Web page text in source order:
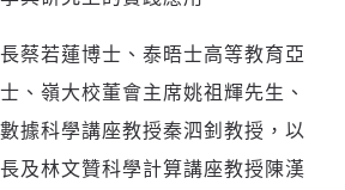
蔡若蓮博士、泰晤士高等教育亞
、嶺大校董會主席姚祖輝先生、
據科學講座教授秦泗釗教授，以
及林文贊科學計算講座教授陳漢